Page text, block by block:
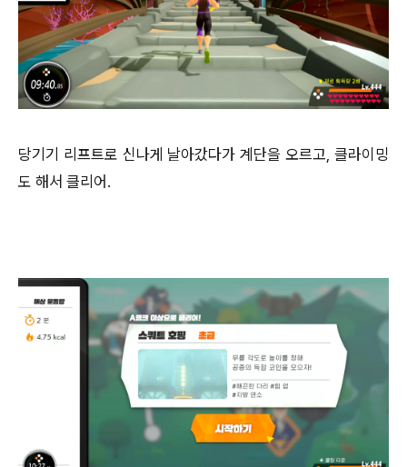
당기기 리프트로 신나게 날아갔다가 계단을 오르고, 클라이밍
도 해서 클리어.